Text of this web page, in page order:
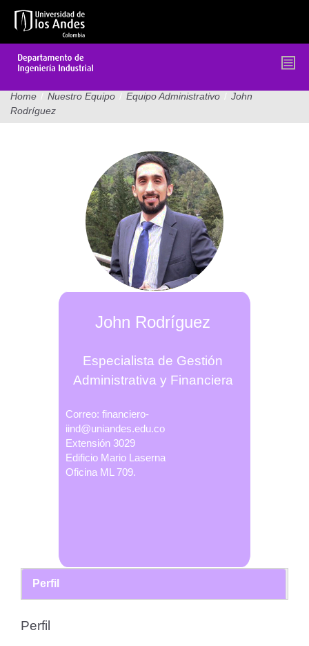
contenido
Home / Nuestro Equipo / Equipo Administrativo / John
Rodríguez
John Rodríguez
Especialista de Gestión
Administrativa y Financiera
Correo: financiero-
iind@uniandes.edu.co
Extensión 3029
Edificio Mario Laserna
Oficina ML 709.
Perfil
Perfil